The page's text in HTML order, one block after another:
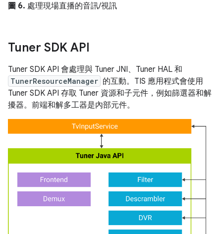
圖 6. 處理現場直播的音訊/視訊
Tuner SDK API
Tuner SDK API 會處理與 Tuner JNI、Tuner HAL 和
TunerResourceManager 的互動。TIS 應用程式會使用
Tuner SDK API 存取 Tuner 資源和子元件，例如篩選器和解
擾器。前端和解多工器是內部元件。